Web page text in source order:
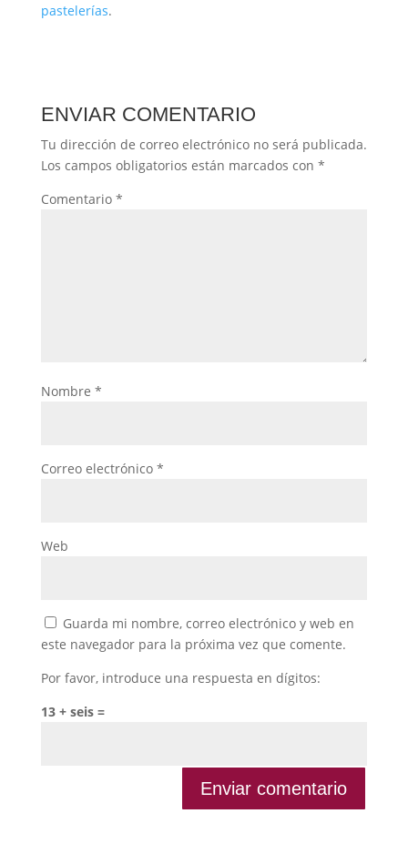
pastelerías.
ENVIAR COMENTARIO
Tu dirección de correo electrónico no será publicada.
Los campos obligatorios están marcados con *
Comentario *
Nombre *
Correo electrónico *
Web
Guarda mi nombre, correo electrónico y web en
este navegador para la próxima vez que comente.
Por favor, introduce una respuesta en dígitos:
13 + seis =